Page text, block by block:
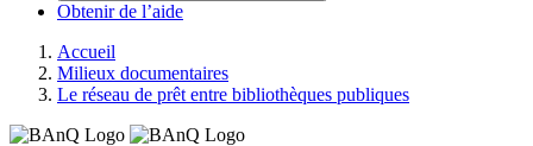
Obtenir de l’aide
Accueil
Milieux documentaires
Le réseau de prêt entre bibliothèques publiques